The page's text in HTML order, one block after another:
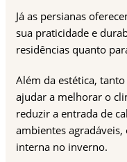
Já as persianas
sua praticidade e
residências quanto
Além da estética,
ajudar a melhorar o
reduzir a entrada de
ambientes
interna no inverno.